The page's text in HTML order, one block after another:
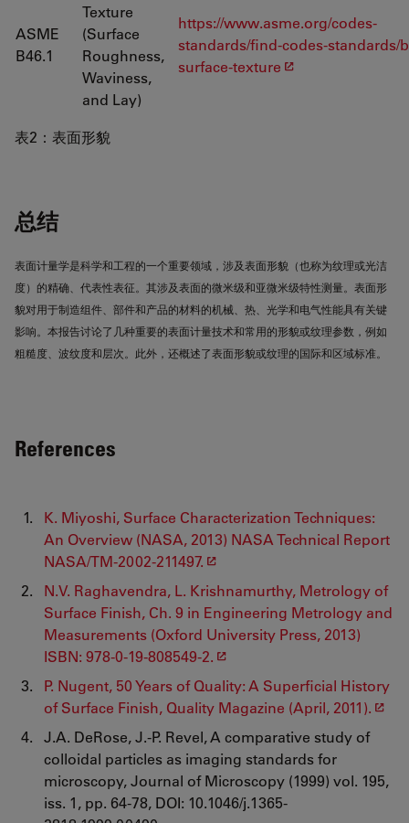
ASME
B46.1
Texture
(Surface
Roughness,
Waviness,
and Lay)
https://www.asme.org/codes-
standards/find-codes-standards/
surface-texture
表2：表面形貌
总结
表面计量学是科学和工程的一个重要领域，涉及表面形貌（也称为纹理或光洁
度）的精确、代表性表征。其涉及表面的微米级和亚微米级特性测量。表面形
貌对用于制造组件、部件和产品的材料的机械、热、光学和电气性能具有关键
影响。本报告讨论了几种重要的表面计量技术和常用的形貌或纹理参数，例如
粗糙度、波纹度和层次。此外，还概述了表面形貌或纹理的国际和区域标准。
References
K. Miyoshi, Surface Characterization Techniques:
An Overview (NASA, 2013) NASA Technical Report
NASA/TM-2002-211497.
N.V. Raghavendra, L. Krishnamurthy, Metrology of
Surface Finish, Ch. 9 in Engineering Metrology and
Measurements (Oxford University Press, 2013)
ISBN: 978-0-19-808549-2.
P. Nugent, 50 Years of Quality: A Superficial History
of Surface Finish, Quality Magazine (April, 2011).
J.A. DeRose, J.-P. Revel, A comparative study of
colloidal particles as imaging standards for
microscopy, Journal of Microscopy (1999) vol. 195,
iss. 1, pp. 64-78, DOI: 10.1046/j.1365-